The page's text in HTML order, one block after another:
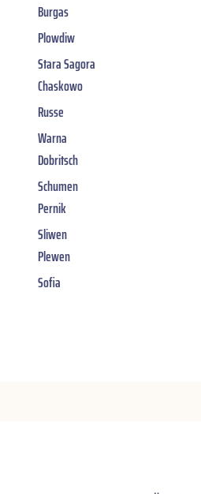
Burgas
Plowdiw
Stara Sagora
Chaskowo
Russe
Warna
Dobritsch
Schumen
Pernik
Sliwen
Plewen
Sofia